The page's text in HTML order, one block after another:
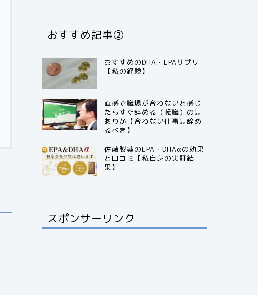
おすすめ記事②
おすすめのDHA・EPAサプリ
【私の経験】
直感で職場が合わないと感じ
たらすぐ辞める（転職）のは
ありか【合わない仕事は辞め
るべき】
佐藤製薬のEPA・DHAαの効果
と口コミ【私自身の実証結
果】
スポンサーリンク